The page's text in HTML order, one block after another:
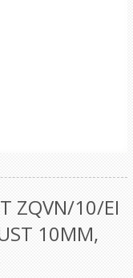
ZQVN/10/EI
10MM,